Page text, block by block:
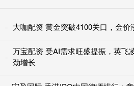
大咖配资 黄金突破4100关口，金价
万宝配资 受AI需求旺盛提振，英飞
劲增长